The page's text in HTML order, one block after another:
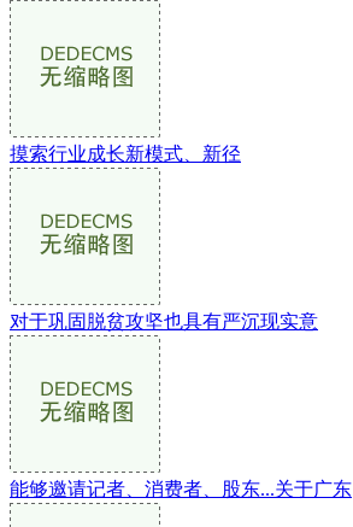
摸索行业成长新模式、新径
对于巩固脱贫攻坚也具有严沉现实意
能够邀请记者、消费者、股东...关于广东